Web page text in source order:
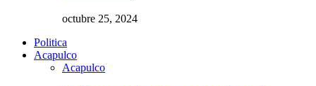
octubre 25, 2024
Politica
Acapulco
Acapulco